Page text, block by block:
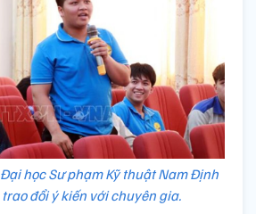
học Sư phạm Kỹ thuật Nam Định
đổi ý kiến với chuyên gia.